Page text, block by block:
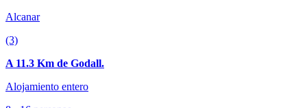
Alcanar
(3)
A 11.3 Km de Godall.
Alojamiento entero